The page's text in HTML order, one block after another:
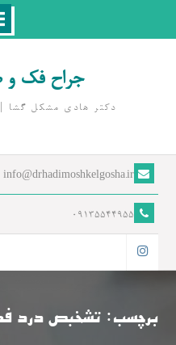
جراح فک و
دکتر هادی مشکل گشا
info@drhadimoshkelgosha.ir
09135544955
برچسب: تشخبص درد